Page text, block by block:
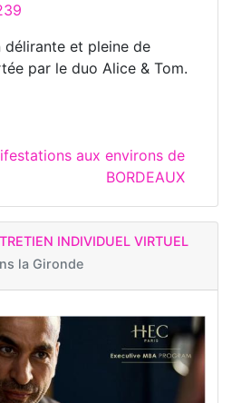
délirante et pleine de
par le duo Alice & Tom.
aux environs de
BORDEAUX
INDIVIDUEL VIRTUEL
la Gironde